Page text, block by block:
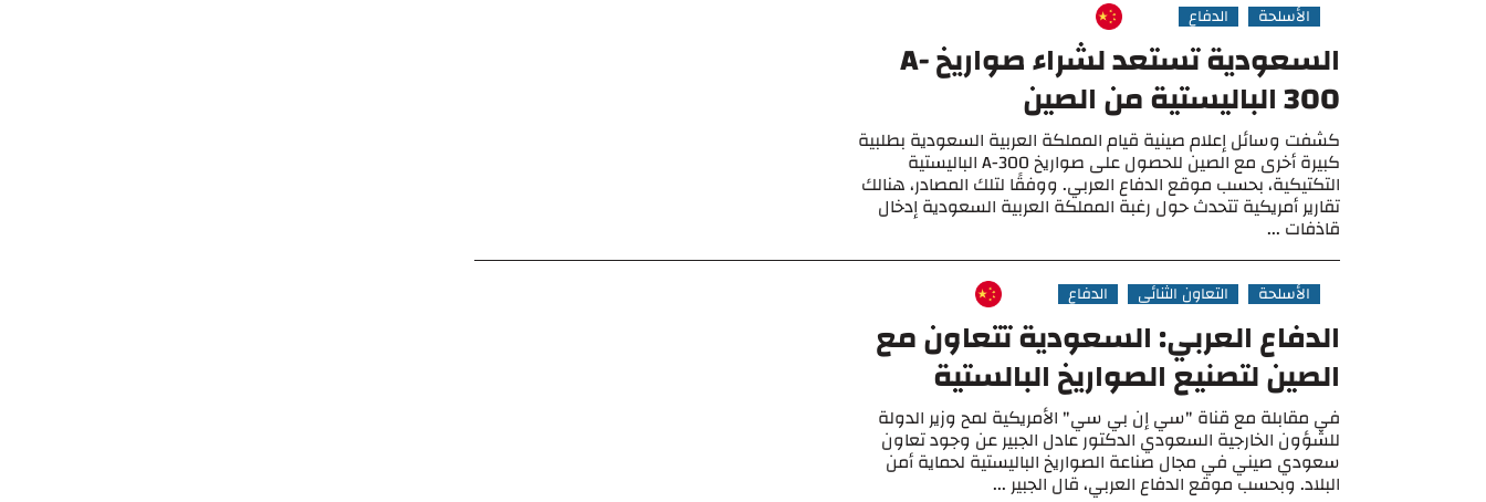
الأسلحة الدفاع
السعودية تستعد لشراء صواريخ A-
300 الباليستية من الصين
كشفت وسائل إعلام صينية قيام المملكة العربية السعودية بطلبية
كبيرة أخرى مع الصين للحصول على صواريخ A-300 الباليستية
التكتيكية، بحسب موقع الدفاع العربي. ووفقًا لتلك المصادر، هنالك
تقارير أمريكية تتحدث حول رغبة المملكة العربية السعودية إدخال
قاذفات ...
الأسلحة التعاون الثنائي الدفاع
الدفاع العربي: السعودية تتعاون مع
الصين لتصنيع الصواريخ البالستية
في مقابلة مع قناة "سي إن بي سي" الأمريكية لمح وزير الدولة
للشؤون الخارجية السعودي الدكتور عادل الجبير عن وجود تعاون
سعودي صيني في مجال صناعة الصواريخ الباليستية لحماية أمن
البلاد. وبحسب موقع الدفاع العربي، قال الجبير ...